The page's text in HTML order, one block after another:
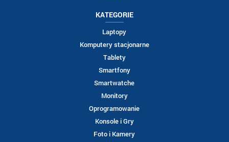
KATEGORIE
Laptopy
Komputery stacjonarne
Tablety
Smartfony
Smartwatche
Monitory
Oprogramowanie
Konsole i Gry
Foto i Kamery